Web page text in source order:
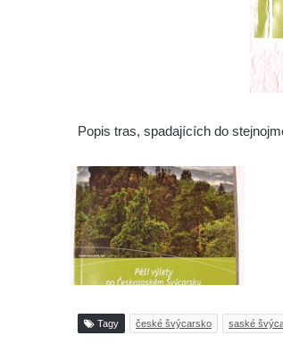
Popis tras, spadajících do
Tagy české švýcarsko saské